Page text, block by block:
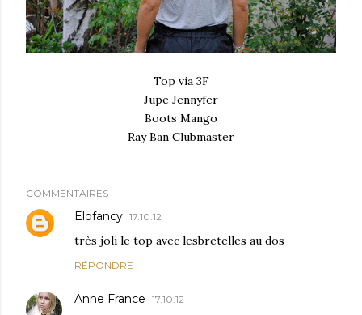
Top via 3F
Jupe Jennyfer
Boots Mango
Ray Ban Clubmaster
COMMENTAIRES
Elofancy 17.10.12
très joli le top avec lesbretelles au dos
RÉPONDRE
Anne France 17.10.12